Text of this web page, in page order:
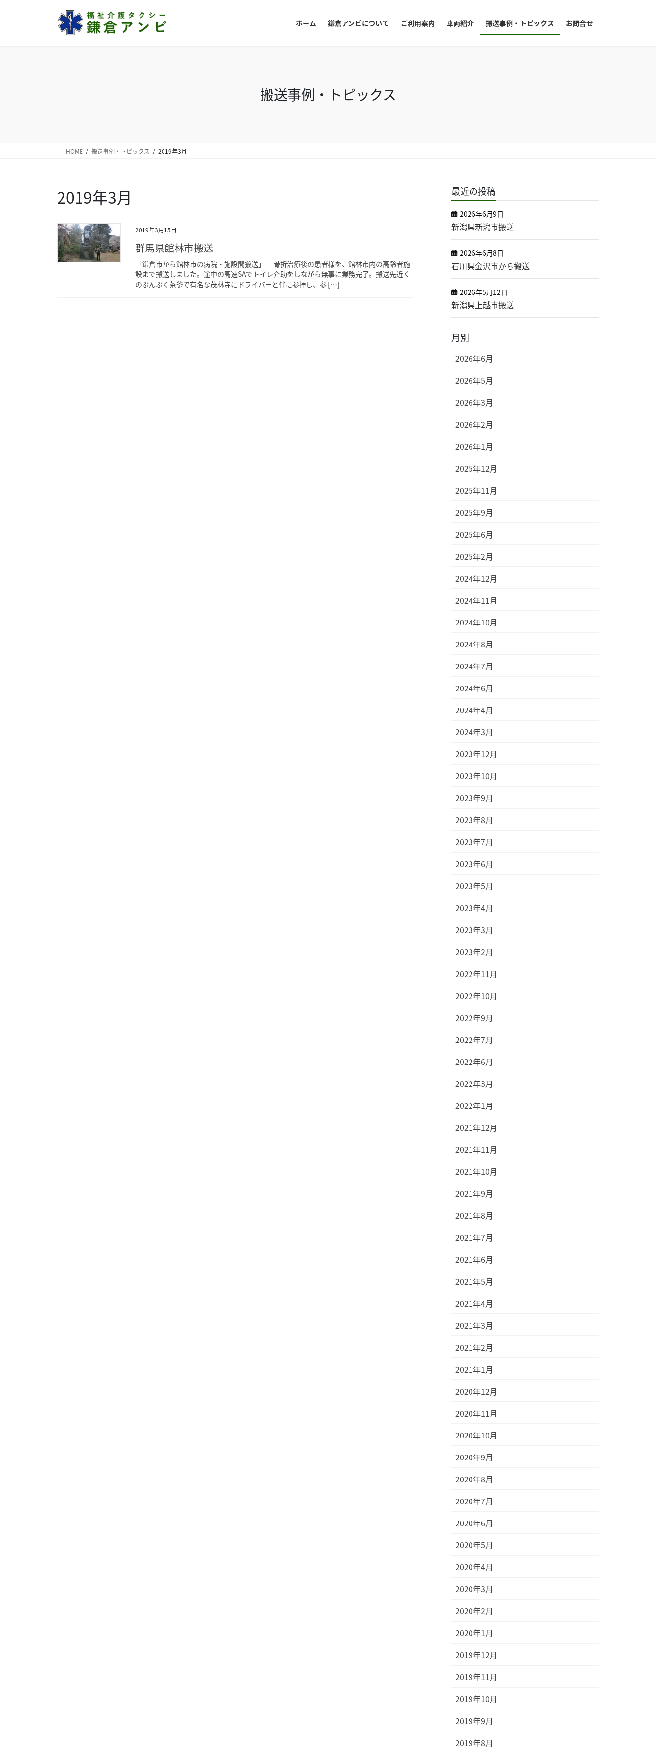
ホーム 鎌倉アンビについて ご利用案内 車両紹介 搬送事例・トピックス お問合せ
搬送事例・トピックス
HOME 搬送事例・トピックス 2019年3月
2019年3月
2019年3月15日
群馬県館林市搬送
「鎌倉市から館林市の病院・施設間搬送」 骨折治療後の患者様を、館林市内の高齢者施
設まで搬送しました。途中の高速SAでトイレ介助をしながら無事に業務完了。搬送先近く
のぶんぶく茶釜で有名な茂林寺にドライバーと伴に参拝し、参 […]
最近の投稿
2026年6月9日
新潟県新潟市搬送
2026年6月8日
石川県金沢市から搬送
2026年5月12日
新潟県上越市搬送
月別
2026年6月
2026年5月
2026年3月
2026年2月
2026年1月
2025年12月
2025年11月
2025年9月
2025年6月
2025年2月
2024年12月
2024年11月
2024年10月
2024年8月
2024年7月
2024年6月
2024年4月
2024年3月
2023年12月
2023年10月
2023年9月
2023年8月
2023年7月
2023年6月
2023年5月
2023年4月
2023年3月
2023年2月
2022年11月
2022年10月
2022年9月
2022年7月
2022年6月
2022年3月
2022年1月
2021年12月
2021年11月
2021年10月
2021年9月
2021年8月
2021年7月
2021年6月
2021年5月
2021年4月
2021年3月
2021年2月
2021年1月
2020年12月
2020年11月
2020年10月
2020年9月
2020年8月
2020年7月
2020年6月
2020年5月
2020年4月
2020年3月
2020年2月
2020年1月
2019年12月
2019年11月
2019年10月
2019年9月
2019年8月